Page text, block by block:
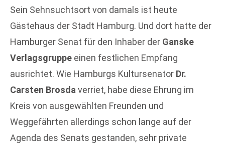
Sein Sehnsuchtsort von damals ist heute
Gästehaus der Stadt Hamburg. Und dort hatte der
Hamburger Senat für den Inhaber der Ganske
Verlagsgruppe einen festlichen Empfang
ausrichtet. Wie Hamburgs Kultursenator Dr.
Carsten Brosdaverriet, habe diese Ehrung im
Kreis von ausgewählten Freunden und
Weggefährten allerdings schon lange auf der
Agenda des Senats gestanden, sehr private